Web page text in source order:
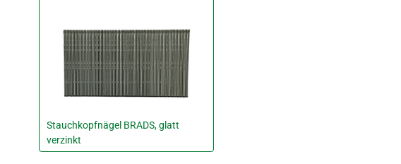
Stauchkopfnägel BRADS, glatt
verzinkt